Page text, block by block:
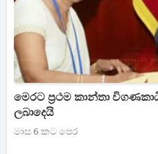
මෙරට ප්‍රථම කාන්තා
ලබාදෙයි
මාස 6 කට පෙර